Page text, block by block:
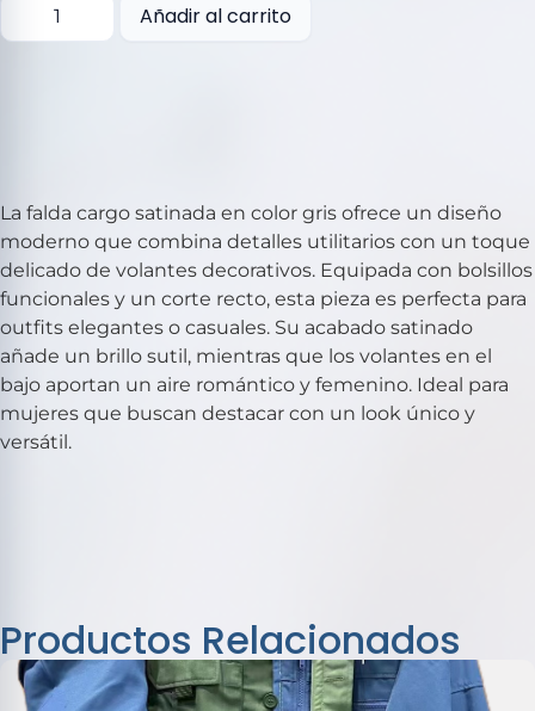
Añadir al carrito
La falda cargo satinada en color gris ofrece un diseño
moderno que combina detalles utilitarios con un toque
delicado de volantes decorativos. Equipada con bolsillos
funcionales y un corte recto, esta pieza es perfecta para
outfits elegantes o casuales. Su acabado satinado
añade un brillo sutil, mientras que los volantes en el
bajo aportan un aire romántico y femenino. Ideal para
mujeres que buscan destacar con un look único y
versátil.
Productos Relacionados